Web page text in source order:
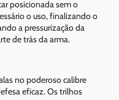
posicionada sem o
o uso, finalizando o
a pressurização da
de trás da arma.
no poderoso calibre
eficaz. Os trilhos